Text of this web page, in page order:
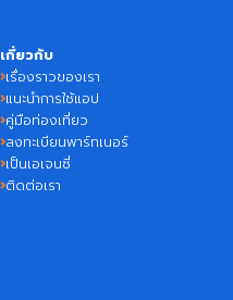
เกี่ยวกับ
เรื่องราวของเรา
แนะนำการใช้แอป
คู่มือท่องเที่ยว
ลงทะเบียนพาร์ทเนอร์
เป็นเอเจนซี่
ติดต่อเรา